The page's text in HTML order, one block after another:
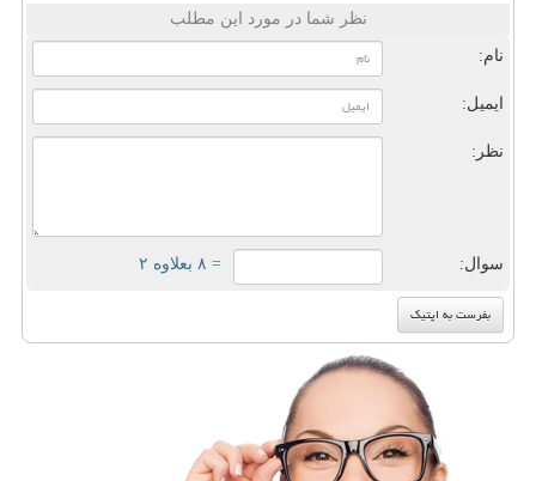
نظر شما در مورد این مطلب
نام:
ایمیل:
نظر:
سوال: = ۸ بعلاوه ۲